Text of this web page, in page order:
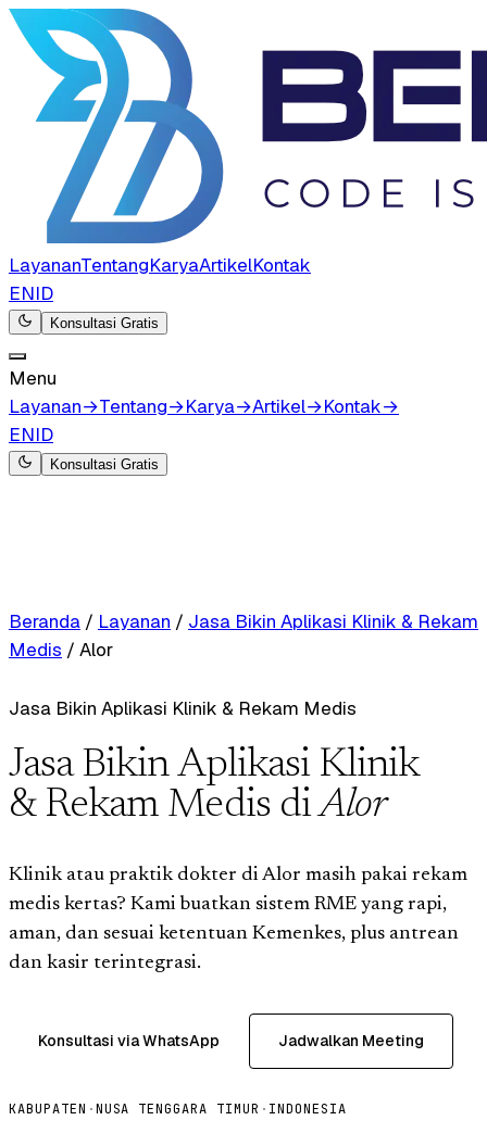
LayananTentangKaryaArtikelKontak
ENID
Konsultasi Gratis
Menu
Layanan→Tentang→Karya→Artikel→Kontak→
ENID
Konsultasi Gratis
Beranda / Layanan / Jasa Bikin Aplikasi Klinik & Rekam
Medis / Alor
Jasa Bikin Aplikasi Klinik & Rekam Medis
Jasa Bikin Aplikasi Klinik
& Rekam Medis diAlor
Klinik atau praktik dokter di Alor masih pakai rekam
medis kertas? Kami buatkan sistem RME yang rapi,
aman, dan sesuai ketentuan Kemenkes, plus antrean
dan kasir terintegrasi.
Konsultasi via WhatsApp Jadwalkan Meeting
KABUPATEN ·NUSA TENGGARA TIMUR · INDONESIA